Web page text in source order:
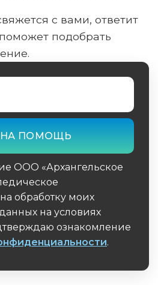
с вами, ответит
подобрать
ООО «Архангельское
обработку моих
на условиях
ознакомление
.